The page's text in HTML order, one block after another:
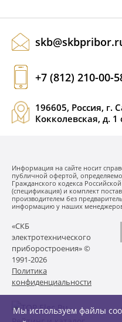
+7 (812) 210-00-
196605, Россия, г.
Кокколевская, д.
Информация на сайте носит
публичной офертой,
Гражданского кодекса
(спецификация) и комплект
производителем без
информацию у наших
«СКБ
электротехнического
приборостроения» ©
1991-2026
Политика
конфиденциальности
Мы используем файлы